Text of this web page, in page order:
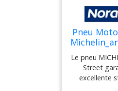
détachable
adresses
Pneu
d 120/70
Tl/tt
Le pneu
Street
excellente